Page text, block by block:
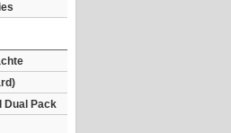
Dual Pack